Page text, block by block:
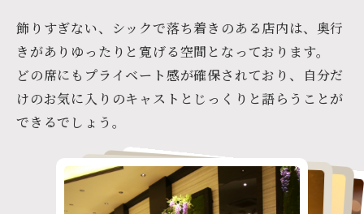
飾りすぎない、シックで落ち着きのある店内は、 奥行
きがありゆったりと寛げる空間となっております。
どの席にもプライベート感が確保されており、
自分だ
けのお気に入りのキャストとじっくりと語らうことが
できるでしょう。